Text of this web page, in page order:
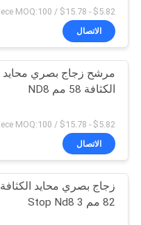
المعمل
مراقبة
الجودة
اتصل
اطلب
$5.82 - $15.78 / Piece MOQ:100
الاتصال
مرشح زجاج بصري محايد
الكثافة 58 مم ND8
$5.82 - $15.78 / Piece MOQ:100
الاتصال
زجاج بصري محايد الكثافة
82 مم 3 Stop Nd8